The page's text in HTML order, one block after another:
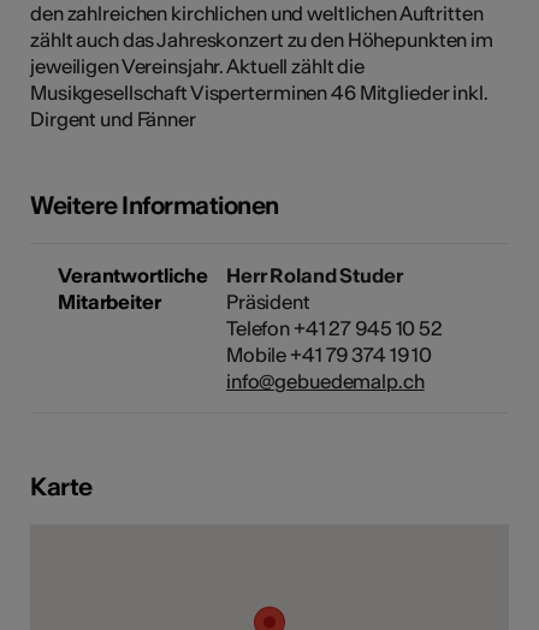
den zahlreichen kirchlichen und weltlichen Auftritten
zählt auch das Jahreskonzert zu den Höhepunkten im
jeweiligen Vereinsjahr. Aktuell zählt die
Musikgesellschaft Visperterminen 46 Mitglieder inkl.
Dirgent und Fänner
Weitere Informationen
Verantwortliche
Mitarbeiter
Herr Roland Studer
Präsident
Telefon +41 27 945 10 52
Mobile +41 79 374 19 10
info@gebuedemalp.ch
Karte